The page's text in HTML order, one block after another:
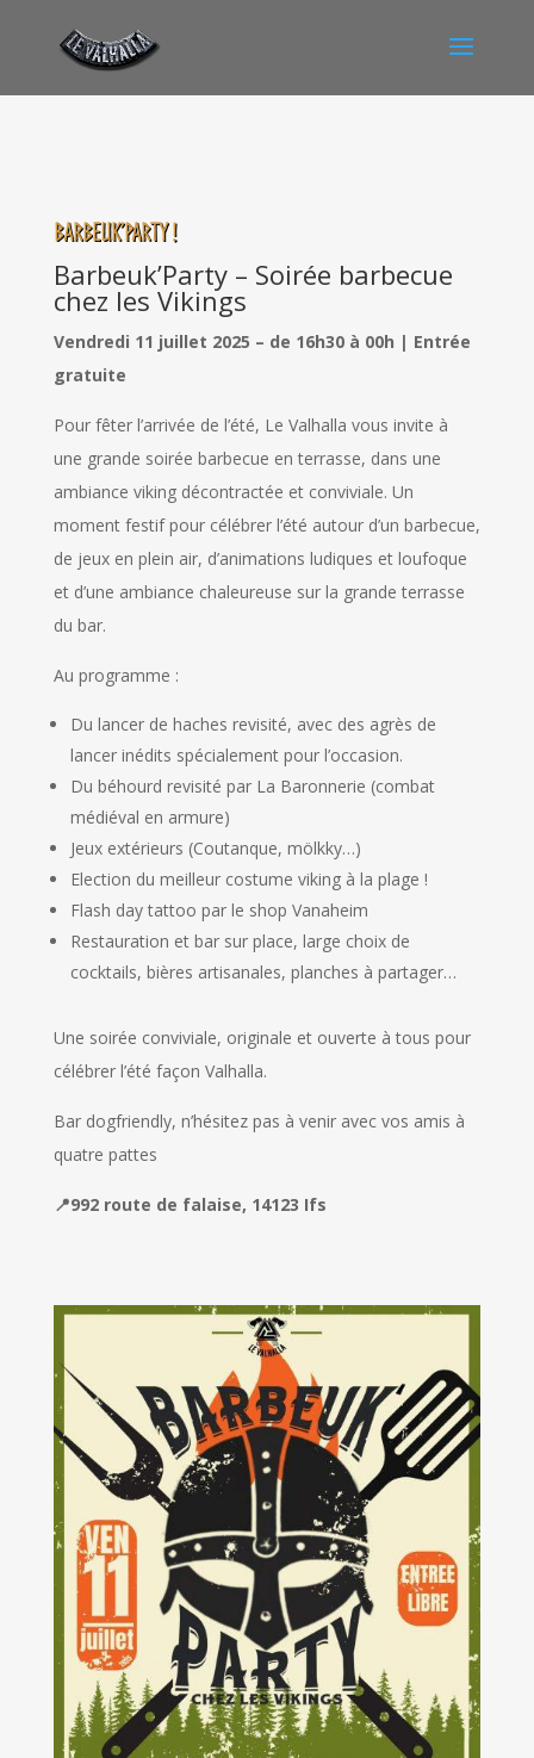
Barbeuk’Party !
Barbeuk’Party – Soirée barbecue
chez les Vikings
Vendredi 11 juillet 2025 – de 16h30 à 00h | Entrée
gratuite
Pour fêter l’arrivée de l’été, Le Valhalla vous invite à
une grande soirée barbecue en terrasse, dans une
ambiance viking décontractée et conviviale. Un
moment festif pour célébrer l’été autour d’un barbecue,
de jeux en plein air, d’animations ludiques et loufoque
et d’une ambiance chaleureuse sur la grande terrasse
du bar.
Au programme :
Du lancer de haches revisité, avec des agrès de
lancer inédits spécialement pour l’occasion.
Du béhourd revisité par La Baronnerie (combat
médiéval en armure)
Jeux extérieurs (Coutanque, mölkky…)
Election du meilleur costume viking à la plage !
Flash day tattoo par le shop Vanaheim
Restauration et bar sur place, large choix de
cocktails, bières artisanales, planches à partager…
Une soirée conviviale, originale et ouverte à tous pour
célébrer l’été façon Valhalla.
Bar dogfriendly, n’hésitez pas à venir avec vos amis à
quatre pattes
📍992 route de falaise, 14123 Ifs